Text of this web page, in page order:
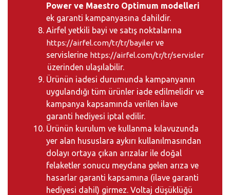
Power ve Maestro Optimum modelleri
ek garanti kampanyasına dahildir.
Airfel yetkili bayi ve satış noktalarına
https://airfel.com/tr/tr/bayiler ve
servislerine https://airfel.com/tr/tr/servisler
üzerinden ulaşılabilir.
Ürünün iadesi durumunda kampanyanın
uygulandığı tüm ürünler iade edilmelidir ve
kampanya kapsamında verilen ilave
garanti hediyesi iptal edilir.
Ürünün kurulum ve kullanma kılavuzunda
yer alan hususlara aykırı kullanılmasından
dolayı ortaya çıkan arızalar ile doğal
felaketler sonucu meydana gelen arıza ve
hasarlar garanti kapsamına (ilave garanti
hediyesi dahil) girmez. Voltaj düşüklüğü